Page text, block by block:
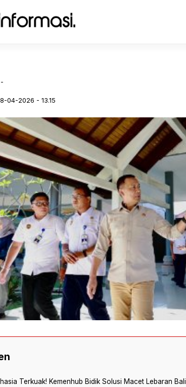
-
04-2026 - 13.15
Terkuak! Kemenhub Bidik Solusi Macet Lebaran Bali